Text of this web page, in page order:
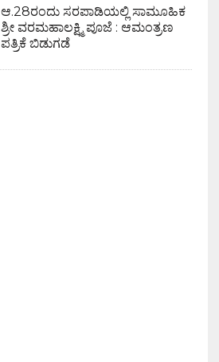
ಆ.28ರಂದು ಸರಪಾಡಿಯಲ್ಲಿ ಸಾಮೂಹಿಕ
ಶ್ರೀ ವರಮಹಾಲಕ್ಷ್ಮಿ ಪೂಜೆ : ಆಮಂತ್ರಣ
ಪತ್ರಿಕೆ ಬಿಡುಗಡೆ